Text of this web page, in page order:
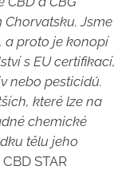
Jsme
a proto je konopí
s EU certifikací,
nebo pesticidů.
které lze na
chemické
tělu jeho
STAR